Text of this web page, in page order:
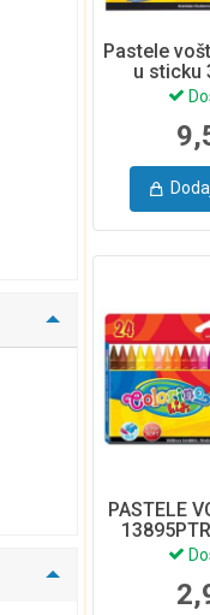
Pastele
u sticku
PASTELE